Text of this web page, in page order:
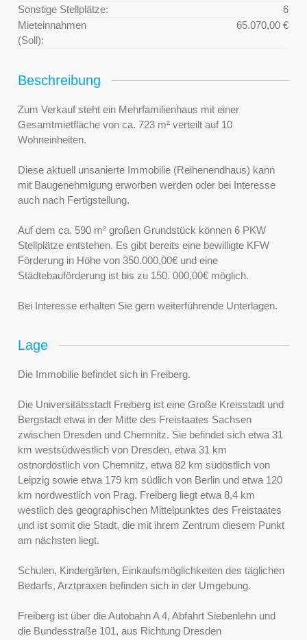
Sonstige Stellplätze:
6
Mieteinnahmen
(Soll):
65.070,00 €
Beschreibung
Zum Verkauf steht ein Mehrfamilienhaus mit einer
Gesamtmietfläche von ca. 723 m² verteilt auf 10
Wohneinheiten.
Diese aktuell unsanierte Immobilie (Reihenendhaus) kann
mit Baugenehmigung erworben werden oder bei Interesse
auch nach Fertigstellung.
Auf dem ca. 590 m² großen Grundstück können 6 PKW
Stellplätze entstehen. Es gibt bereits eine bewilligte KFW
Förderung in Höhe von 350.000,00€ und eine
Städtebauförderung ist bis zu 150. 000,00€ möglich.
Bei Interesse erhalten Sie gern weiterführende Unterlagen.
Lage
Die Immobilie befindet sich in Freiberg.
Die Universitätsstadt Freiberg ist eine Große Kreisstadt und
Bergstadt etwa in der Mitte des Freistaates Sachsen
zwischen Dresden und Chemnitz. Sie befindet sich etwa 31
km westsüdwestlich von Dresden, etwa 31 km
ostnordöstlich von Chemnitz, etwa 82 km südöstlich von
Leipzig sowie etwa 179 km südlich von Berlin und etwa 120
km nordwestlich von Prag. Freiberg liegt etwa 8,4 km
westlich des geographischen Mittelpunktes des Freistaates
und ist somit die Stadt, die mit ihrem Zentrum diesem Punkt
am nächsten liegt.
Schulen, Kindergärten, Einkaufsmöglichkeiten des täglichen
Bedarfs, Arztpraxen befinden sich in der Umgebung.
Freiberg ist über die Autobahn A 4, Abfahrt Siebenlehn und
die Bundesstraße 101, aus Richtung Dresden